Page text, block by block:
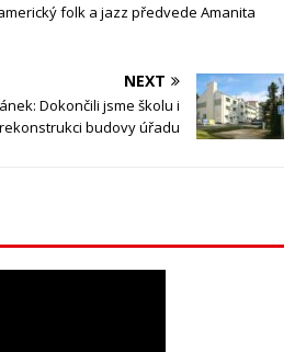
folk a jazz předvede Amanita
NEXT
Dokončili jsme školu i
rekonstrukci budovy úřadu